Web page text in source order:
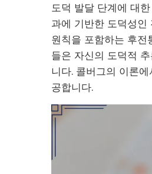
도덕 발달 단계에 대
과에 기반한 도덕성인
원칙을 포함하는 후
들은 자신의 도덕적
니다. 콜버그의 이론
공합니다.